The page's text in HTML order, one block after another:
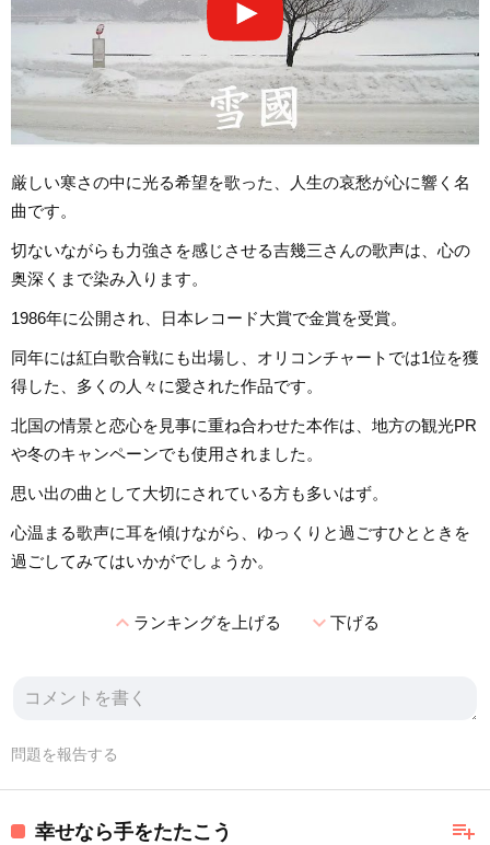
厳しい寒さの中に光る希望を歌った、人生の哀愁が心に響く名
曲です。
切ないながらも力強さを感じさせる吉幾三さんの歌声は、心の
奥深くまで染み入ります。
1986年に公開され、日本レコード大賞で金賞を受賞。
同年には紅白歌合戦にも出場し、オリコンチャートでは1位を獲
得した、多くの人々に愛された作品です。
北国の情景と恋心を見事に重ね合わせた本作は、地方の観光PR
や冬のキャンペーンでも使用されました。
思い出の曲として大切にされている方も多いはず。
心温まる歌声に耳を傾けながら、ゆっくりと過ごすひとときを
過ごしてみてはいかがでしょうか。
expand_lessランキングを上げる expand_more下げる
問題を報告する
playlist_add
幸せなら手をたたこう